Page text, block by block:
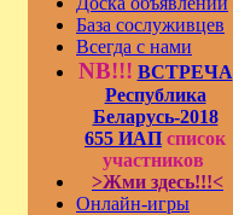
База сослуживцев
Всегда с нами
NB!!! ВСТРЕЧА
Республика
Беларусь-2018
655 ИАП список
участников
>Жми здесь!!!<
Онлайн-игры